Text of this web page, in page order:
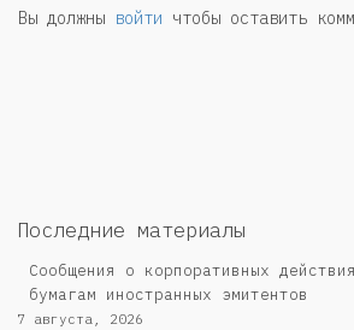
Вы должны войти чтобы оставить
Последние материалы
Сообщения о корпоративных
бумагам иностранных эмитентов
7 августа, 2026